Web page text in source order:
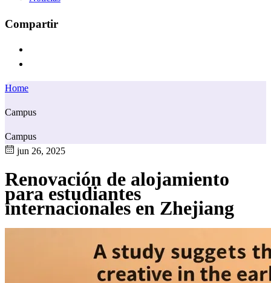
Compartir
Home
Campus
Campus
jun 26, 2025
Renovación de alojamiento
para estudiantes
internacionales en Zhejiang